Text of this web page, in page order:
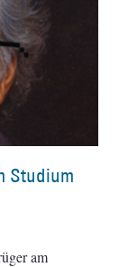
Studium
am